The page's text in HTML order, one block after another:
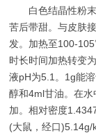
白色结晶性粉末
苦后带甜。与皮肤
发。加热至100-
时长时间加热转变
液pH为5.1。1g能
醇和4ml甘油。在
加。相对密度
(大鼠，经口)5.14g/